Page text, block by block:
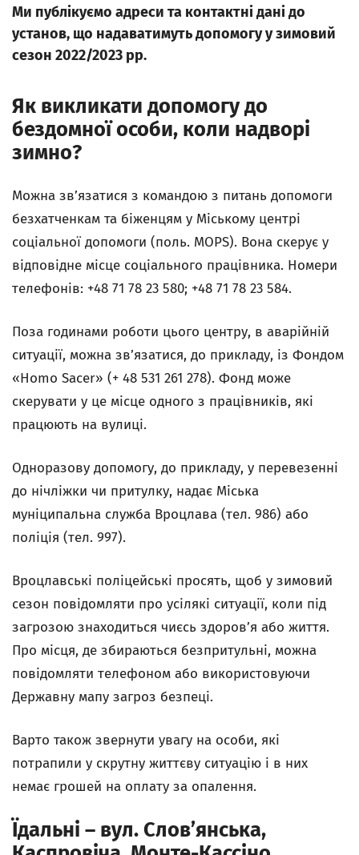
Ми публікуємо адреси та контактні дані до
установ, що надаватимуть допомогу у зимовий
сезон 2022/2023 рр.
Як викликати допомогу до
бездомної особи, коли надворі
зимно?
Можна зв’язатися з командою з питань допомоги
безхатченкам та біженцям у Міському центрі
соціальної допомоги (поль. MOPS). Вона скерує у
відповідне місце соціального працівника. Номери
телефонів: +48 71 78 23 580; +48 71 78 23 584.
Поза годинами роботи цього центру, в аварійній
ситуації, можна зв’язатися, до прикладу, із Фондом
«Homo Sacer» (+ 48 531 261 278). Фонд може
скерувати у це місце одного з працівників, які
працюють на вулиці.
Одноразову допомогу, до прикладу, у перевезенні
до нічліжки чи притулку, надає Міська
муніципальна служба Вроцлава (тел. 986) або
поліція (тел. 997).
Вроцлавські поліцейські просять, щоб у зимовий
сезон повідомляти про усілякі ситуації, коли під
загрозою знаходиться чиєсь здоров’я або життя.
Про місця, де збираються безпритульні, можна
повідомляти телефоном або використовуючи
Державну мапу загроз безпеці.
Варто також звернути увагу на особи, які
потрапили у скрутну життєву ситуацію і в них
немає грошей на оплату за опалення.
Їдальні – вул. Слов’янська,